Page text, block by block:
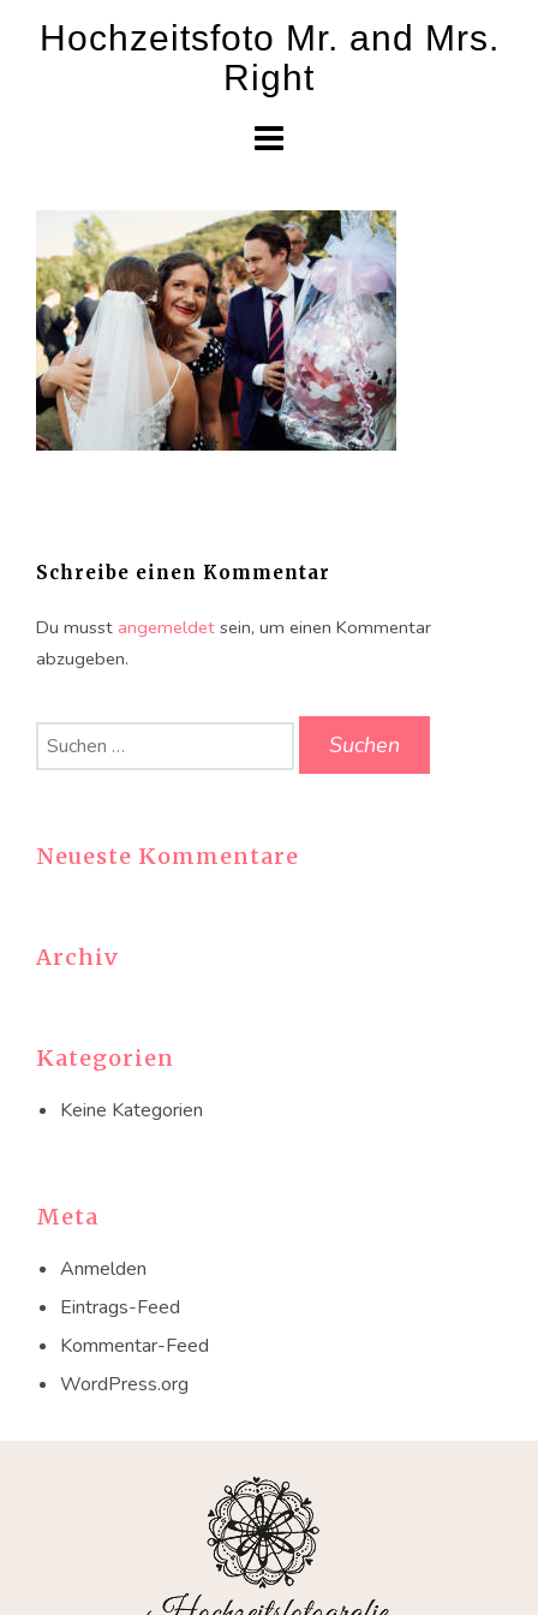
Hochzeitsfoto Mr. and Mrs.
Right
Schreibe einen Kommentar
Du musst angemeldet sein, um einen Kommentar
abzugeben.
Suchen
nach:
Neueste Kommentare
Archiv
Kategorien
Keine Kategorien
Meta
Anmelden
Eintrags-Feed
Kommentar-Feed
WordPress.org